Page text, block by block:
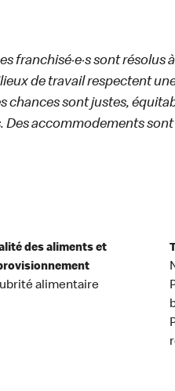
franchisé·e·s sont
de travail respectent
chances sont justes,
Des accommodements
des aliments et
alimentaire